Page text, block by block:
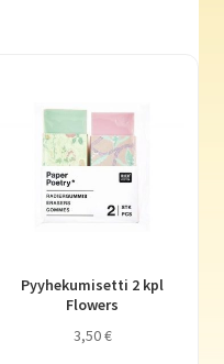
Pyyhekumisetti 2 kpl
Flowers
3,50€